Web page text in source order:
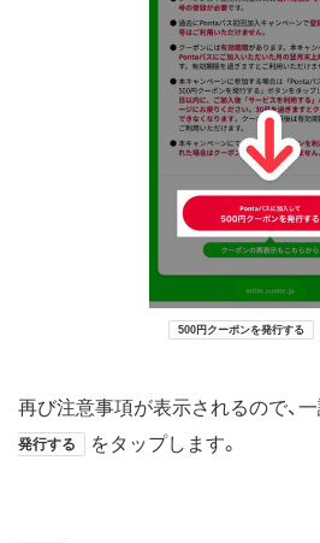
500円クーポンを発行する
再び注意事項が表示されるので、
発行する をタップします。